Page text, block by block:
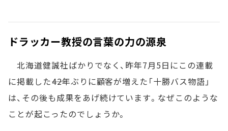
ドラッカー教授の言葉の力の源泉
北海道健誠社ばかりでなく、昨年7月5日にこの連載
に掲載した――42年ぶりに顧客が増えた「十勝バス物語」
は、その後も成果をあげ続けています。なぜこのような
ことが起こったのでしょうか。